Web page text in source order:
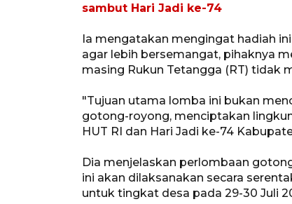
sambut Hari Jadi ke-74
Ia mengatakan mengingat hadiah
agar lebih bersemangat, pihaknya
masing Rukun Tetangga (RT) tidak
"Tujuan utama lomba ini bukan
gotong-royong, menciptakan
HUT RI dan Hari Jadi ke-74
Dia menjelaskan perlombaan
ini akan dilaksanakan secara
untuk tingkat desa pada 29-30 Juli